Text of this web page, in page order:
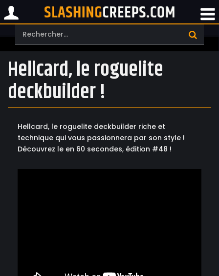
Hellcard, le roguelite
deckbuilder !
Hellcard, le roguelite deckbuilder riche et
technique qui vous passionnera par son style !
Découvrez le en 60 secondes, édition #48 !